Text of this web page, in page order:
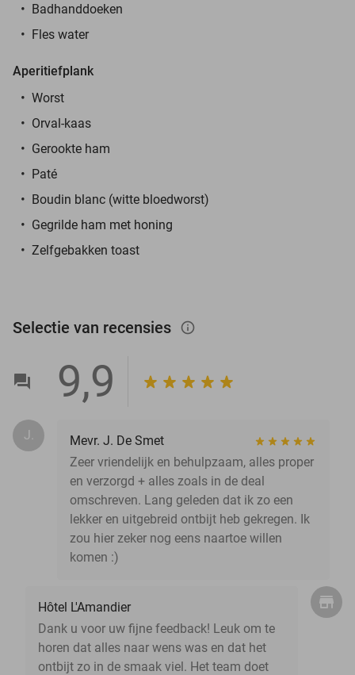
Badhanddoeken
Fles water
Aperitiefplank
Worst
Orval-kaas
Gerookte ham
Paté
Boudin blanc (witte bloedworst)
Gegrilde ham met honing
Zelfgebakken toast
Selectie van recensies info_outlined
9,9
J.
Mevr. J. De Smet
Zeer vriendelijk en behulpzaam, alles proper
en verzorgd + alles zoals in de deal
omschreven. Lang geleden dat ik zo een
lekker en uitgebreid ontbijt heb gekregen. Ik
zou hier zeker nog eens naartoe willen
komen :)
Hôtel L'Amandier
Dank u voor uw fijne feedback! Leuk om te
horen dat alles naar wens was en dat het
ontbijt zo in de smaak viel. Het team doet